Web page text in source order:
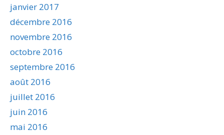
janvier 2017
décembre 2016
novembre 2016
octobre 2016
septembre 2016
août 2016
juillet 2016
juin 2016
mai 2016